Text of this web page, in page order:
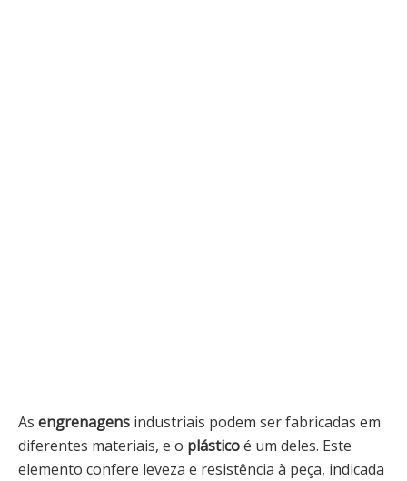
As engrenagens industriais podem ser fabricadas em
diferentes materiais, e o plásticoé um deles. Este
elemento confere leveza e resistência à peça, indicada